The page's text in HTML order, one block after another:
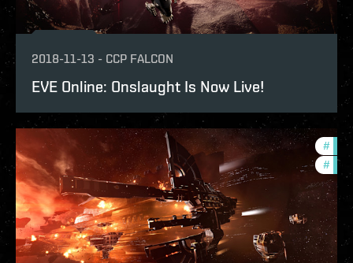
2018-11-13 - CCP FALCON
EVE Online: Onslaught Is Now Live!
#
#